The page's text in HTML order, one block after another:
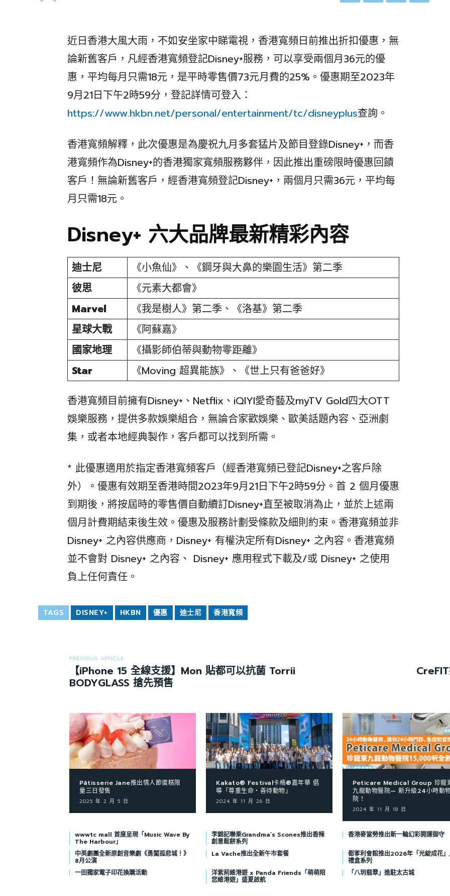
近日香港大風大雨，不如安坐家中睇電視，香港寬頻日前推出折扣優惠，無
論新舊客戶，凡經香港寬頻登記Disney+服務，可以享受兩個月36元的優
惠，平均每月只需18元，是平時零售價73元月費的25%。優惠期至2023年
9月21日下午2時59分，登記詳情可登入：
https://www.hkbn.net/personal/entertainment/tc/disneyplus查詢。
香港寬頻解釋，此次優惠是為慶祝九月多套猛片及節目登錄Disney+，而香
港寬頻作為Disney+的香港獨家寬頻服務夥伴，因此推出重磅限時優惠回饋
客戶！無論新舊客戶，經香港寬頻登記Disney+，兩個月只需36元，平均每
月只需18元。
Disney+ 六大品牌最新精彩內容
迪士尼
《小魚仙》、《鋼牙與大鼻的樂園生活》第二季
彼思
《元素大都會》
Marvel
《我是樹人》第二季、《洛基》第二季
星球大戰
《阿蘇嘉》
國家地理
《攝影師伯蒂與動物零距離》
Star
《Moving 超異能族》、《世上只有爸爸好》
香港寬頻目前擁有Disney+、Netflix、iQIYI愛奇藝及myTV Gold四大OTT
娛樂服務，提供多款娛樂組合，無論合家歡娛樂、歐美話題內容、亞洲劇
集，或者本地經典製作，客戶都可以找到所需。
* 此優惠適用於指定香港寬頻客戶（經香港寬頻已登記Disney+之客戶除
外）。優惠有效期至香港時間2023年9月21日下午2時59分。首 2 個月優惠
到期後，將按屆時的零售價自動續訂Disney+直至被取消為止，並於上述兩
個月計費期結束後生效。優惠及服務計劃受條款及細則約束。香港寬頻並非
Disney+ 之內容供應商，Disney+ 有權決定所有Disney+ 之內容。香港寬頻
並不會對 Disney+ 之內容、 Disney+ 應用程式下載及/或 Disney+ 之使用
負上任何責任。
TAGS DISNEY+ HKBN 優惠 迪士尼 香港寬頻
PREVIOUS ARTICLE
【iPhone 15 全線支援】Mon 貼都可以抗菌 Torrii
BODYGLASS 搶先預售
Pâtisserie Jane推出情人節蛋糕限
量三日發售
2025 年 2 月 5 日
Kakato® Festival卡格®嘉年華 倡
導「尊重生命‧善待動物」
2024 年 11 月 26 日
Peticare Medical Group 珍寵
九龍動物醫院— 新升級24小時動
院！
2024 年 11 月 18 日
wwwtc mall 首度呈現「Music Wave By
The Harbour」
李錦記聯乘Grandma’s Scones推出香辣
創意鬆餅系列
香港麥當勞推出新一輪幻彩開運御守
中英劇團全新原創音樂劇《勇闖孤悲城！》
8月公演
La Vache推出全新午市套餐 都爹利會館推出2026年「光綻成花
禮盒系列
一田獨家電子印花換購活動
洋紫荊維港遊 x Panda Friends「萌萌陪
您維港遊」盛夏啟航
「八玥翡翠」進駐太古城